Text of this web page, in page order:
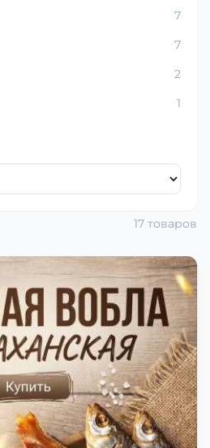
7
7
2
1
17 товаров